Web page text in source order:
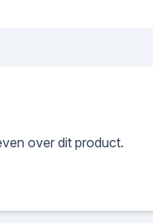
over dit product.